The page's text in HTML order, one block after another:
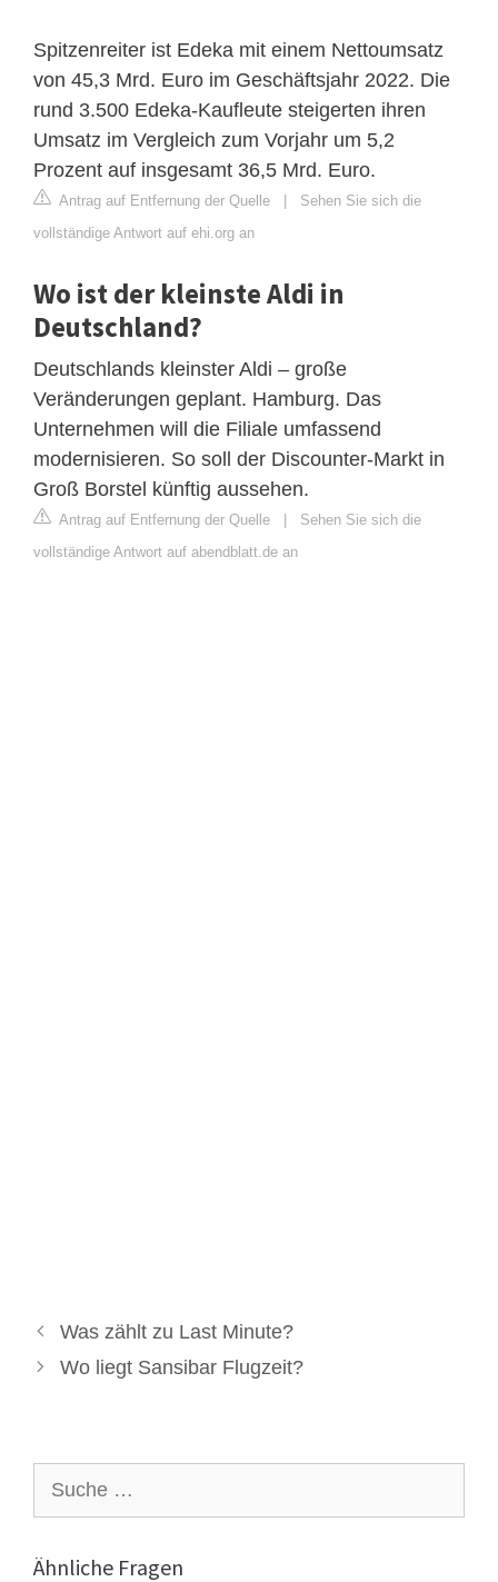
Spitzenreiter ist Edeka mit einem Nettoumsatz
von 45,3 Mrd. Euro im Geschäftsjahr 2022. Die
rund 3.500 Edeka-Kaufleute steigerten ihren
Umsatz im Vergleich zum Vorjahr um 5,2
Prozent auf insgesamt 36,5 Mrd. Euro.
Antrag auf Entfernung der Quelle | Sehen Sie sich die
vollständige Antwort auf ehi.org an
Wo ist der kleinste Aldi in
Deutschland?
Deutschlands kleinster Aldi – große
Veränderungen geplant. Hamburg. Das
Unternehmen will die Filiale umfassend
modernisieren. So soll der Discounter-Markt in
Groß Borstel künftig aussehen.
Antrag auf Entfernung der Quelle | Sehen Sie sich die
vollständige Antwort auf abendblatt.de an
Was zählt zu Last Minute?
Wo liegt Sansibar Flugzeit?
nach:
Ähnliche Fragen